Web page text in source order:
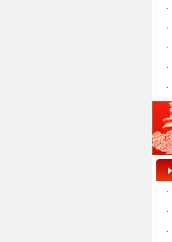
·
·
·
·
·
·
·
·